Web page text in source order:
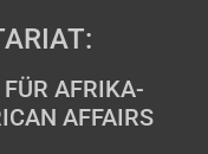
AFRIKA-
AFFAIRS